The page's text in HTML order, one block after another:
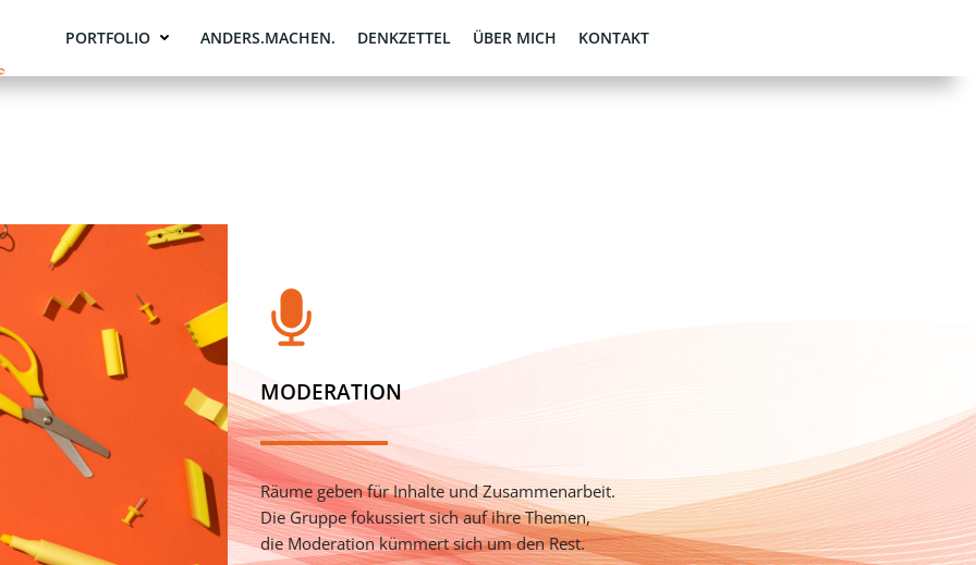
PORTFOLIO ANDERS.MACHEN. DENKZETTEL ÜBER MICH KONTAKT
MODERATION
Räume geben für Inhalte und Zusammenarbeit.
Die Gruppe fokussiert sich auf ihre Themen,
die Moderation kümmert sich um den Rest.